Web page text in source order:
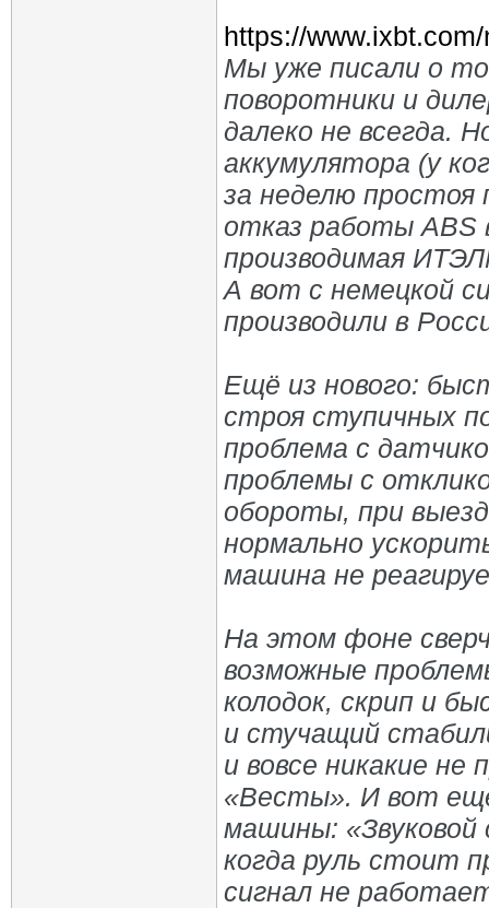
https://
Мы уже писали о
поворотники и
далеко не всегда.
аккумулятора (у
за неделю простоя
отказ работы ABS
производимая
А вот с немецкой
производили в
Ещё из нового:
строя ступичных
проблема с
проблемы с
обороты, при
нормально
машина не
На этом фоне
возможные
колодок, скрип и
и стучащий
и вовсе никакие
«Весты». И вот
машины: «Звуковой
когда руль стоит
сигнал не